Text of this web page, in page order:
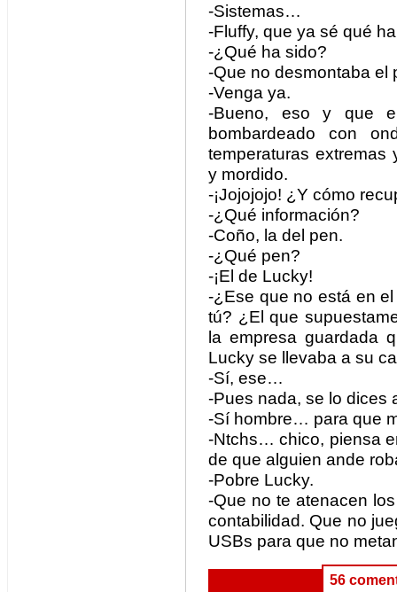
-Sistemas…
-Fluffy, que ya sé qué
-¿Qué ha sido?
-Que no desmontaba el
-Venga ya.
-Bueno, eso y que
bombardeado con
temperaturas
y mordido.
-¡Jojojojo! ¿Y cómo
-¿Qué información?
-Coño, la del pen.
-¿Qué pen?
-¡El de Lucky!
-¿Ese que no está en
tú? ¿El que
la empresa guardada
Lucky se llevaba a su
-Sí, ese…
-Pues nada, se lo dices
-Sí hombre… para que
-Ntchs… chico, piensa
de que alguien ande
-Pobre Lucky.
-Que no te atenacen
contabilidad. Que no
USBs para que no
56